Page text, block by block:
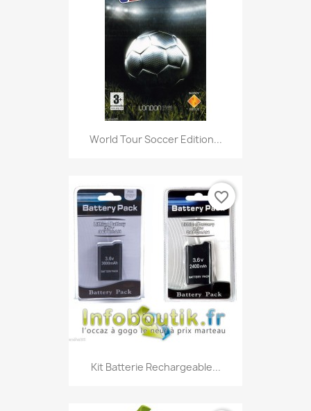
World Tour Soccer Edition...
Kit Batterie Rechargeable...
favorite_border